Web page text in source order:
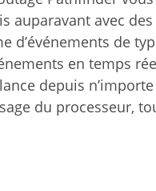
auparavant avec
d’événements de
en temps
depuis
du processeur,